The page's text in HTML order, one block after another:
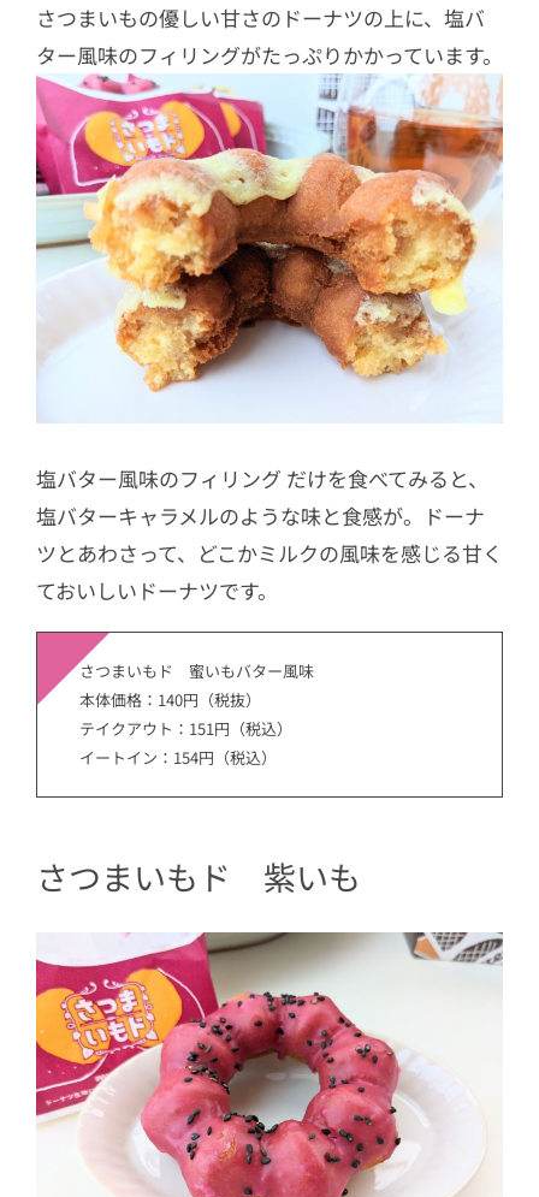
さつまいもの優しい甘さのドーナツの上に、塩バ
ター風味のフィリングがたっぷりかかっています。
塩バター風味のフィリング だけを食べてみると、
塩バターキャラメルのような味と食感が。ドーナ
ツとあわさって、どこかミルクの風味を感じる甘く
ておいしいドーナツです。
さつまいもド 蜜いもバター風味
本体価格：140円（税抜）
テイクアウト：151円（税込）
イートイン：154円（税込）
さつまいもド 紫いも